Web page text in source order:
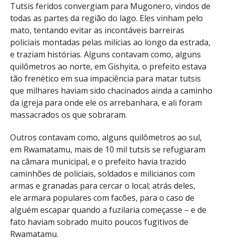
Tutsis feridos convergiam para Mugonero, vindos de
todas as partes da região do lago. Eles vinham pelo
mato, tentando evitar as incontáveis barreiras
policiais montadas pelas milícias ao longo da estrada,
e traziam histórias. Alguns contavam como, alguns
quilômetros ao norte, em Gishyita, o prefeito estava
tão frenético em sua impaciência para matar tutsis
que milhares haviam sido chacinados ainda a caminho
da igreja para onde ele os arrebanhara, e ali foram
massacrados os que sobraram.
Outros contavam como, alguns quilômetros ao sul,
em Rwamatamu, mais de 10 mil tutsis se refugiaram
na câmara municipal, e o prefeito havia trazido
caminhões de policiais, soldados e milicianos com
armas e granadas para cercar o local; atrás deles,
ele armara populares com facões, para o caso de
alguém escapar quando a fuzilaria começasse – e de
fato haviam sobrado muito poucos fugitivos de
Rwamatamu.